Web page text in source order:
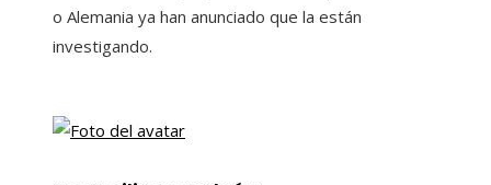
o Alemania ya han anunciado que la están
investigando.